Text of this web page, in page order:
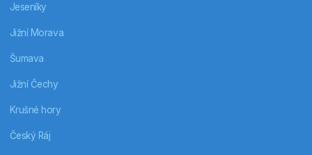
Jeseníky
Jižní Morava
Šumava
Jižní Čechy
Krušné hory
Český Ráj